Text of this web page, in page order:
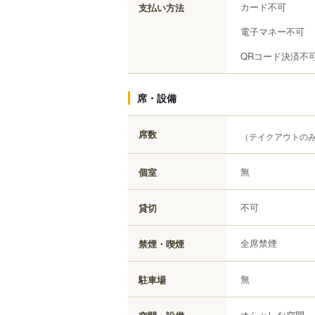
支払い方法
カード不可
電子マネー不可
QRコード決済不
席・設備
席数 （テイクアウトの
個室 無
貸切 不可
禁煙・喫煙 全席禁煙
駐車場 無